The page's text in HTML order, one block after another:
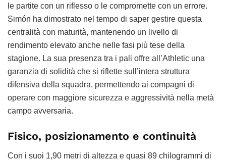
le partite con un riflesso o le compromette con un errore.
Simón ha dimostrato nel tempo di saper gestire questa
centralità con maturità, mantenendo un livello di
rendimento elevato anche nelle fasi più tese della
stagione. La sua presenza tra i pali offre all’Athletic una
garanzia di solidità che si riflette sull’intera struttura
difensiva della squadra, permettendo ai compagni di
operare con maggiore sicurezza e aggressività nella metà
campo avversaria.
Fisico, posizionamento e continuità
Con i suoi 1,90 metri di altezza e quasi 89 chilogrammi di